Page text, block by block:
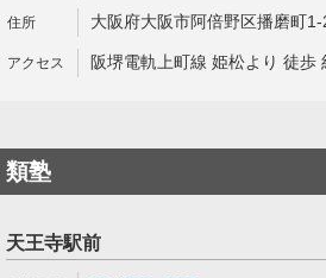
大阪府大阪市阿倍野区播磨町
阪堺電軌上町線 姫松より 徒歩
類塾
天王寺駅前